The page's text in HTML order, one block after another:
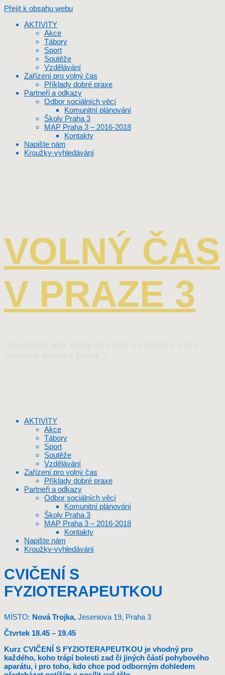
Přejít k obsahu webu
AKTIVITY
Akce
Tábory
Sport
Soutěže
Vzdělávání
Zařízení pro volný čas
Příklady dobré praxe
Partneři a odkazy
Odbor sociálních věcí
Komunitní plánování
Školy Praha 3
MAP Praha 3 – 2016-2018
Kontakty
Napište nám
Kroužky-vyhledávání
VOLNÝ ČAS
V PRAZE 3
AKTIVITY
Akce
Tábory
Sport
Soutěže
Vzdělávání
Zařízení pro volný čas
Příklady dobré praxe
Partneři a odkazy
Odbor sociálních věcí
Komunitní plánování
Školy Praha 3
MAP Praha 3 – 2016-2018
Kontakty
Napište nám
Kroužky-vyhledávání
CVIČENÍ S
FYZIOTERAPEUTKOU
MÍSTO: Nová Trojka, Jeseniova 19, Praha 3
Čtvrtek 18.45 – 19.45
Kurz CVIČENÍ S FYZIOTERAPEUTKOU je vhodný pro
každého, koho trápí bolesti zad či jiných částí pohybového
aparátu, i pro toho, kdo chce pod odborným dohledem